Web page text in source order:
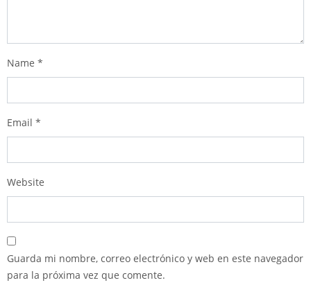
Name *
Email *
Website
Guarda mi nombre, correo electrónico y web en este navegador
para la próxima vez que comente.